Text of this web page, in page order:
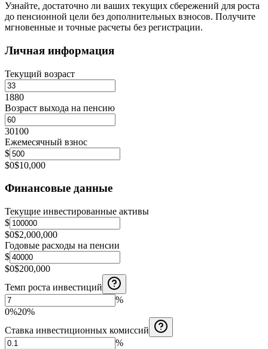
Узнайте, достаточно ли ваших текущих сбережений для роста
до пенсионной цели без дополнительных взносов. Получите
мгновенные и точные расчеты без регистрации.
Личная информация
Текущий возраст
1880
Возраст выхода на пенсию
30100
Ежемесячный взнос
$
$0$10,000
Финансовые данные
Текущие инвестированные активы
$
$0$2,000,000
Годовые расходы на пенсии
$
$0$200,000
Темп роста инвестиций
%
0%20%
Ставка инвестиционных комиссий
%